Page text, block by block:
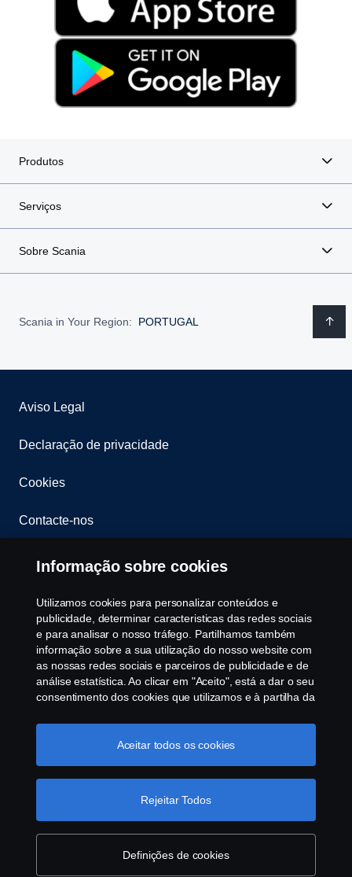
Produtos
Serviços
Sobre Scania
Scania in Your Region: PORTUGAL
Aviso Legal
Declaração de privacidade
Cookies
Contacte-nos
Whistleblowing
Política ambiental
Governance, Risk & Compliance
Cookie Configurações
© Copyright Scania 2025 All rights reserved. Scania
CV AB (publ), SE-151 87 Södertälje, Sweden, Tel:
+46-8-55 38 10 00, Fax: +46-8-55 38 10 37.
Informação sobre cookies
Utilizamos cookies para personalizar conteúdos e
publicidade, determinar caracteristicas das redes sociais
e para analisar o nosso tráfego. Partilhamos também
informação sobre a sua utilização do nosso website com
as nossas redes sociais e parceiros de publicidade e de
análise estatística. Ao clicar em "Aceito", está a dar o seu
consentimento dos cookies que utilizamos e à partilha da
utilizamos os cookies, visite a nossa secção de cookies,
ou clique no link em rodapé, ou como gerimos os seus
Definições de cookies
Rejeitar Todos
Aceitar todos os cookies